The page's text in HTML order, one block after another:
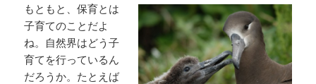
もともと、保育とは
子育てのことだよ
ね。自然界はどう子
育てを行っているん
だろうか。たとえば